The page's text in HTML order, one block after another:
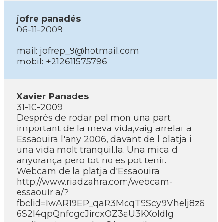
jofre panadés
06-11-2009
mail: jofrep_9@hotmail.com
mobil: +212611575796
Xavier Panades
31-10-2009
Després de rodar pel mon una part
important de la meva vida,vaig arrelar a
Essaouira l'any 2006, davant de l platja i
una vida molt tranquil.la. Una mica d
anyorança pero tot no es pot tenir.
Webcam de la platja d'Essaouira
http://www.riadzahra.com/webcam-
essaouir a/?
fbclid=IwAR19EP_qaR3McqT9Scy9Vhelj8z6
6S2I4qpQnfogcJircxOZ3aU3KXoIdlg